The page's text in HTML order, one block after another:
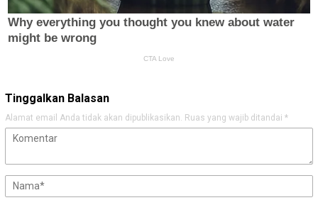
Tinggalkan Balasan
Alamat email Anda tidak akan dipublikasikan. Ruas yang wajib ditandai *